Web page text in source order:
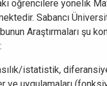
öğrencilere yönelik
Sabancı
Araştırmaları şu
istatistik,